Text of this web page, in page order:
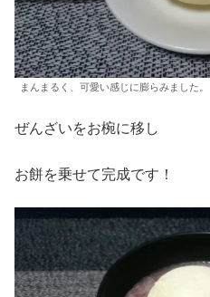
まんまるく、可愛い感じに膨らみました。
ぜんざいをお椀に移し
お餅を乗せて完成です！